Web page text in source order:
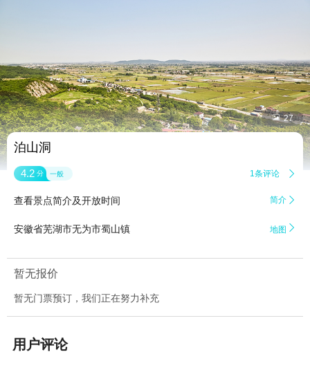
 27
泊山洞
4.2 分 一般 1条评论 
查看景点简介及开放时间 简介 
安徽省芜湖市无为市蜀山镇 地图 
暂无报价
暂无门票预订，我们正在努力补充
用户评论